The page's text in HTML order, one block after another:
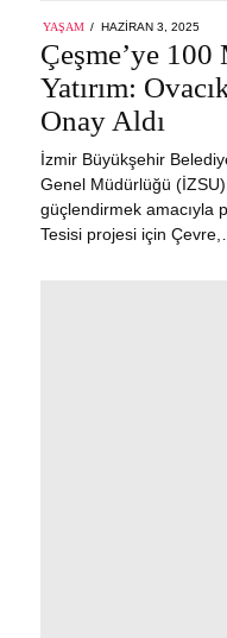
YAŞAM
POSTED
HAZIRAN 3, 2025
3,
Çeşme’ye
Yatırım:
Onay Aldı
İzmir Büyükşehir
Genel Müdürlüğü
güçlendirmek amacıyla
Tesisi projesi için